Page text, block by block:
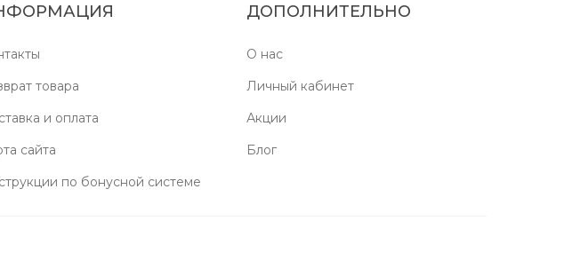
товара
и оплата
сайта
по бонусной системе
ДОПОЛНИТЕЛЬНО
О нас
Личный кабинет
Акции
Блог